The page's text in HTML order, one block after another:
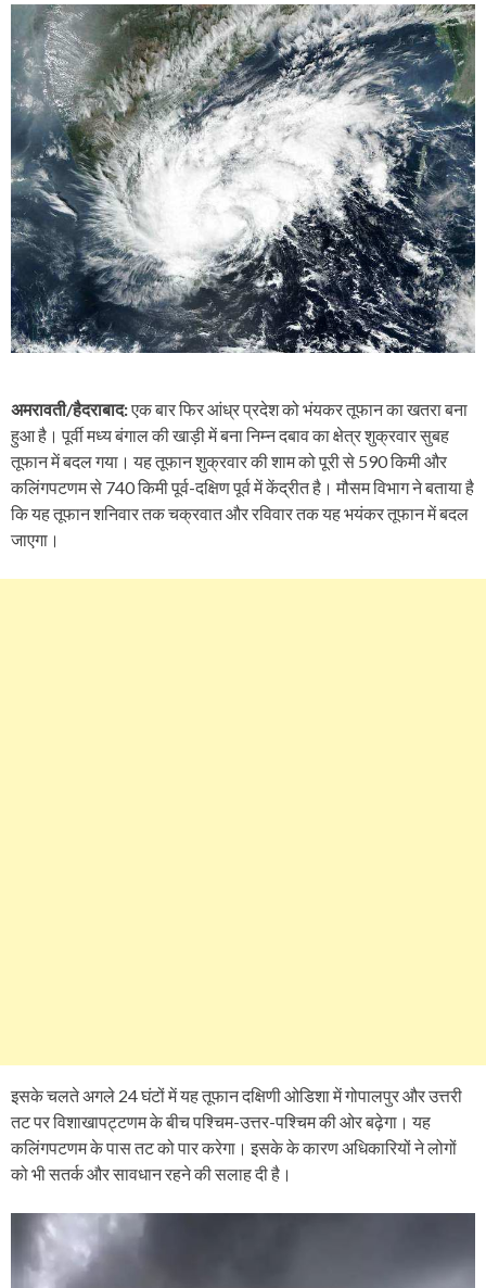
अमरावती/हैदराबाद:एक बार फिर आंध्र प्रदेश को भंयकर तूफान का खतरा बना
हुआ है। पूर्वी मध्य बंगाल की खाड़ी में बना निम्न दबाव का क्षेत्र शुक्रवार सुबह
तूफान में बदल गया। यह तूफान शुक्रवार की शाम को पूरी से 590 किमी और
कलिंगपटणम से 740 किमी पूर्व-दक्षिण पूर्व में केंद्रीत है। मौसम विभाग ने बताया है
कि यह तूफान शनिवार तक चक्रवात और रविवार तक यह भयंकर तूफान में बदल
जाएगा।
इसके चलते अगले 24 घंटों में यह तूफान दक्षिणी ओडिशा में गोपालपुर और उत्तरी
तट पर विशाखापट्टणम के बीच पश्चिम-उत्तर-पश्चिम की ओर बढ़ेगा। यह
कलिंगपटणम के पास तट को पार करेगा। इसके के कारण अधिकारियों ने लोगों
को भी सतर्क और सावधान रहने की सलाह दी है।